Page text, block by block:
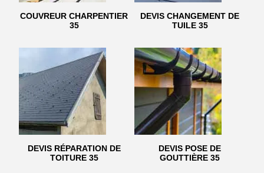
COUVREUR CHARPENTIER
35
DEVIS CHANGEMENT DE
TUILE 35
DEVIS RÉPARATION DE
TOITURE 35
DEVIS POSE DE
GOUTTIÈRE 35